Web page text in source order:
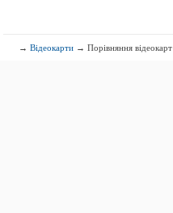
→Відеокарти → Порівняння відеокарт